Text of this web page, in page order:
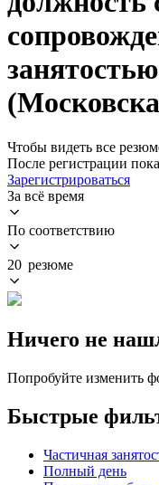
Чтобы видеть все
После регистрации
Зарегистрироваться
За всё время
По соответствию
20 резюме
Ничего не
Попробуйте изменить
Быстрые
Частичная
Полный день